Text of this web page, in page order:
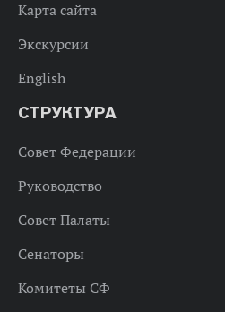
Карта сайта
Экскурсии
English
СТРУКТУРА
Совет Федерации
Руководство
Совет Палаты
Сенаторы
Комитеты СФ